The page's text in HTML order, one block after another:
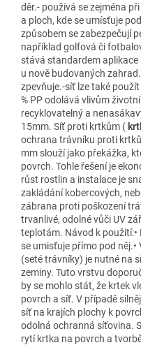
děr.- používá se zejména
a ploch, kde se umísťuje
způsobem se zabezpečují
například golfová či
stává standardem
u nově budovaných
zpevňuje.-síť lze také
% PP odolává vlivům
recyklovatelný a
15mm. Síť proti krtkům (
ochrana trávníku proti
mm slouží jako překážka,
povrch. Tohle řešení je
růst rostlin a instalace je
zakládání kobercových,
zábrana proti poškození
trvanlivé, odolné vůči UV
teplotám. Návod k
se umisťuje přímo pod
(seté trávníky) je nutné na
zeminy. Tuto vrstvu
by se mohlo stát, že krtek
povrch a síť. V případě
síť na krajích plochy k
odolná ochranná síťovina.
rytí krtka na povrch a